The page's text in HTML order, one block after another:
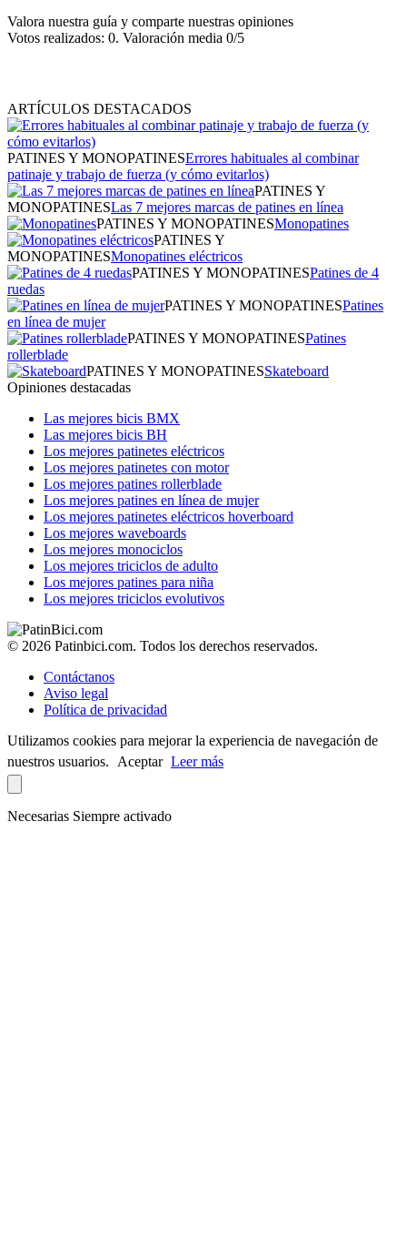
Valora nuestra guía y comparte nuestras opiniones
Votos realizados: 0. Valoración media 0/5
ARTÍCULOS DESTACADOS
PATINES Y MONOPATINESErrores habituales al combinar
patinaje y trabajo de fuerza (y cómo evitarlos)
PATINES Y
MONOPATINESLas 7 mejores marcas de patines en línea
PATINES Y MONOPATINESMonopatines
PATINES Y
MONOPATINESMonopatines eléctricos
PATINES Y MONOPATINESPatines de 4
ruedas
PATINES Y MONOPATINESPatines
en línea de mujer
PATINES Y MONOPATINESPatines
rollerblade
PATINES Y MONOPATINESSkateboard
Opiniones destacadas
Las mejores bicis BMX
Las mejores bicis BH
Los mejores patinetes eléctricos
Los mejores patinetes con motor
Los mejores patines rollerblade
Los mejores patines en línea de mujer
Los mejores patinetes eléctricos hoverboard
Los mejores waveboards
Los mejores monociclos
Los mejores triciclos de adulto
Los mejores patines para niña
Los mejores triciclos evolutivos
© 2026 Patinbici.com. Todos los derechos reservados.
Contáctanos
Aviso legal
Política de privacidad
Utilizamos cookies para mejorar la experiencia de navegación de
nuestros usuarios.
Aceptar Leer más
Necesarias Siempre activado